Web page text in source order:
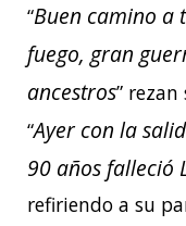
“Buen camino a
fuego, gran
ancestros”
“Ayer con la
90 años falleció
refiriendo a su